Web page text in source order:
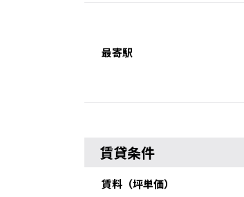
最寄駅
賃貸条件
賃料 （坪単価）